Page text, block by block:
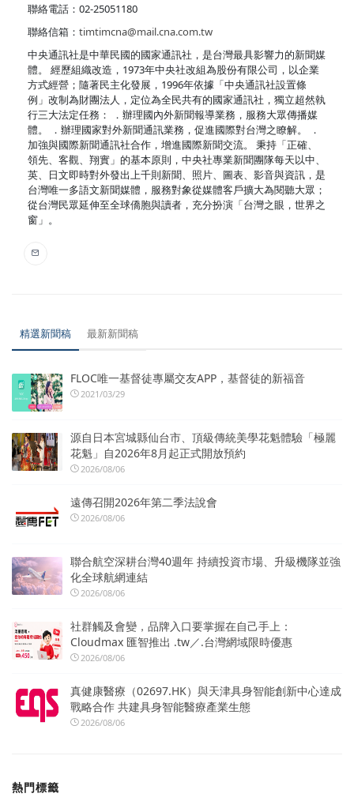
聯絡電話：02-25051180
聯絡信箱： timtimcna@mail.cna.com.tw
中央通訊社是中華民國的國家通訊社，是台灣最具影響力的新聞媒
體。 經歷組織改造，1973年中央社改組為股份有限公司，以企業
方式經營；隨著民主化發展，1996年依據「中央通訊社設置條
例」改制為財團法人，定位為全民共有的國家通訊社，獨立超然執
行三大法定任務： ．辦理國內外新聞報導業務，服務大眾傳播媒
體。 ．辦理國家對外新聞通訊業務，促進國際對台灣之瞭解。 ．
加強與國際新聞通訊社合作，增進國際新聞交流。 秉持「正確、
領先、客觀、翔實」的基本原則，中央社專業新聞團隊每天以中、
英、日文即時對外發出上千則新聞、照片、圖表、影音與資訊，是
台灣唯一多語文新聞媒體，服務對象從媒體客戶擴大為閱聽大眾；
從台灣民眾延伸至全球僑胞與讀者，充分扮演「台灣之眼，世界之
窗」。
精選新聞稿 最新新聞稿
FLOC唯一基督徒專屬交友APP，基督徒的新福音
2021/03/29
源自日本宮城縣仙台市、頂級傳統美學花魁體驗「極麗
花魁」自2026年8月起正式開放預約
2026/08/06
遠傳召開2026年第二季法說會
2026/08/06
聯合航空深耕台灣40週年 持續投資市場、升級機隊並強
化全球航網連結
2026/08/06
社群觸及會變，品牌入口要掌握在自己手上：
Cloudmax 匯智推出 .tw／.台灣網域限時優惠
2026/08/06
真健康醫療（02697.HK）與天津具身智能創新中心達成
戰略合作 共建具身智能醫療產業生態
2026/08/06
熱門標籤